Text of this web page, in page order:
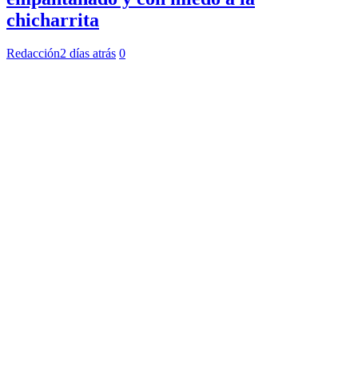
chicharrita
Redacción2 días atrás 0